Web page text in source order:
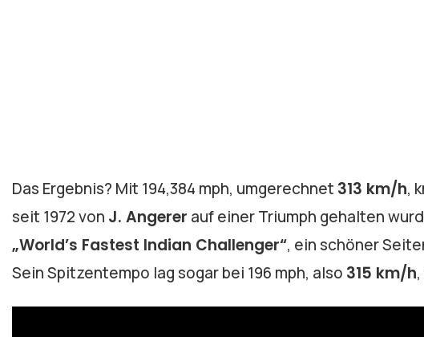
Das Ergebnis? Mit 194,384 mph, umgerechnet 313 km/h,
seit 1972 von J. Angerer auf einer Triumph gehalten
„World’s Fastest Indian Challenger“, ein schöner
Sein Spitzentempo lag sogar bei 196 mph, also 315 km/h